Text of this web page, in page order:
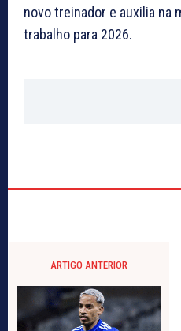
novo treinador e auxilia na
trabalho para 2026.
ARTIGO ANTERIOR